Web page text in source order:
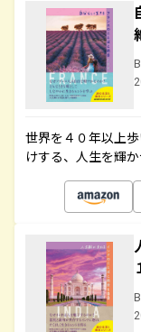
世界を４０年以上
けする、人生を輝